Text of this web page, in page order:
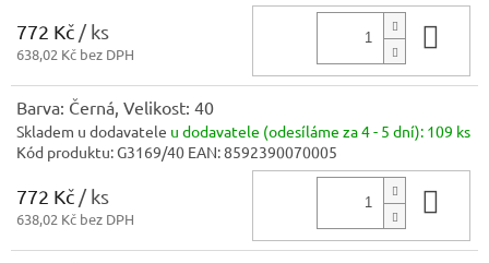
772 Kč / ks
638,02 Kč bez DPH
Barva: Černá, Velikost: 40
Skladem u dodavatele u dodavatele (odesíláme za 4 - 5 dní): 109 ks
Kód produktu:G3169/40 EAN:8592390070005
772 Kč / ks
638,02 Kč bez DPH